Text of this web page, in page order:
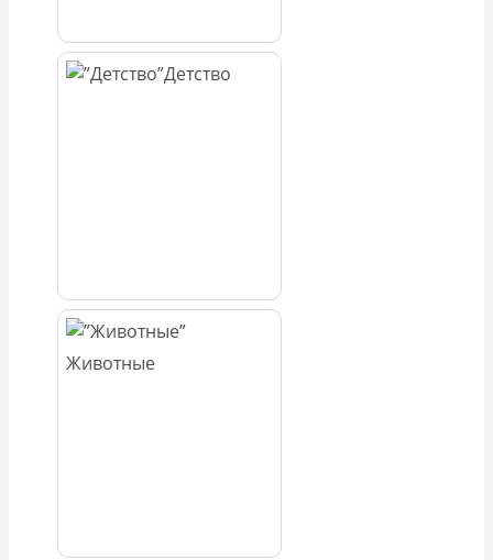
Детство
Животные